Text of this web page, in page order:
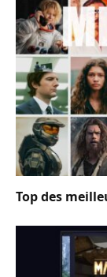
Top des